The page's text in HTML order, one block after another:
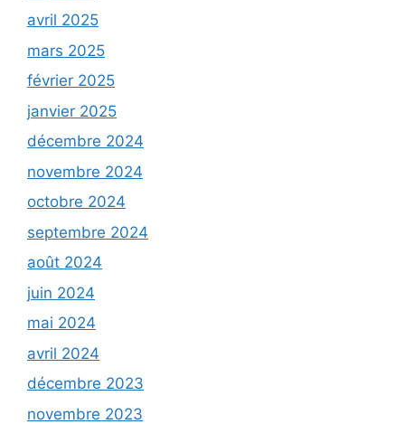
avril 2025
mars 2025
février 2025
janvier 2025
décembre 2024
novembre 2024
octobre 2024
septembre 2024
août 2024
juin 2024
mai 2024
avril 2024
décembre 2023
novembre 2023